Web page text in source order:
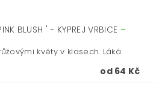
BLUSH ' - KYPREJ VRBICE –
květy v klasech. Láká
od 64 Kč